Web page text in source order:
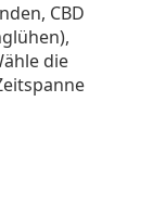
CBD
die